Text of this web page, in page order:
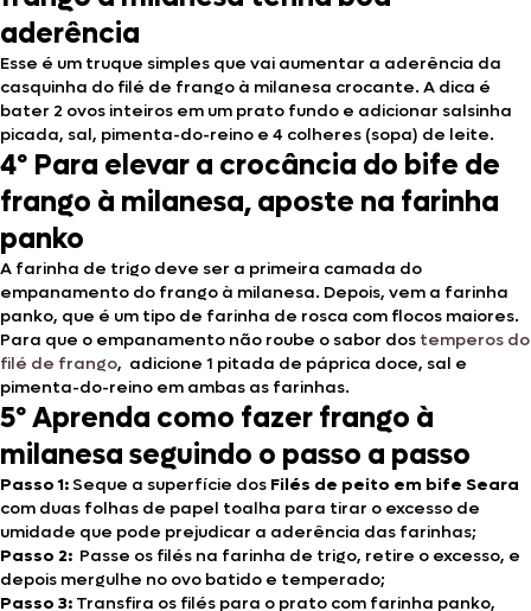
aderência
Esse é um truque simples que vai aumentar a aderência da
casquinha do filé de frango à milanesa crocante. A dica é
bater 2 ovos inteiros em um prato fundo e adicionar salsinha
picada, sal, pimenta-do-reino e 4 colheres (sopa) de leite.
4º Para elevar a crocância do bife de
frango à milanesa, aposte na farinha
panko
A farinha de trigo deve ser a primeira camada do
empanamento do frango à milanesa. Depois, vem a farinha
panko, que é um tipo de farinha de rosca com flocos maiores.
Para que o empanamento não roube o sabor dos temperos do
filé de frango, adicione 1 pitada de páprica doce, sal e
pimenta-do-reino em ambas as farinhas.
5º Aprenda como fazer frango à
milanesa seguindo o passo a passo
Passo 1:Seque a superfície dos Filés de peito em bife Seara
com duas folhas de papel toalha para tirar o excesso de
umidade que pode prejudicar a aderência das farinhas;
Passo 2: Passe os filés na farinha de trigo, retire o excesso, e
depois mergulhe no ovo batido e temperado;
Passo 3: Transfira os filés para o prato com farinha panko,